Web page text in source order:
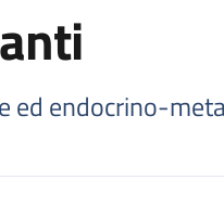
ed endocrino-